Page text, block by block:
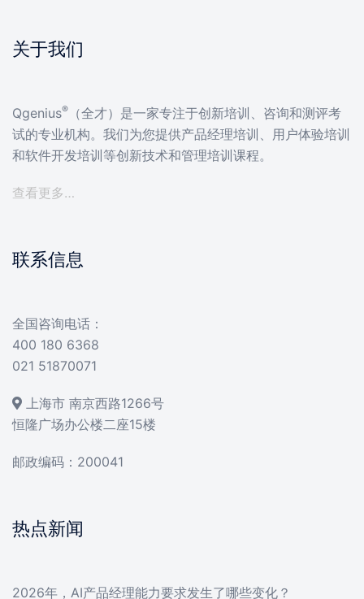
关于我们
Qgenius®
（全才）是一家专注于创新培训、咨询和测评考
试的专业机构。我们为您提供产品经理培训、用户体验培训
和软件开发培训等创新技术和管理培训课程。
查看更多…
联系信息
全国咨询电话：
400 180 6368
021 51870071
上海市 南京西路1266号
恒隆广场办公楼二座15楼
邮政编码：200041
热点新闻
2026年，AI产品经理能力要求发生了哪些变化？